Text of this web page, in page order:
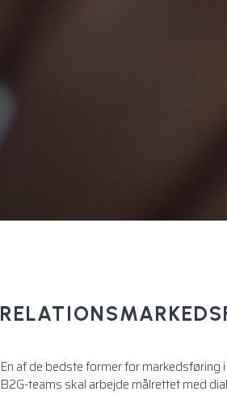
En af de bedste former for
B2G-teams skal arbejde målrettet med